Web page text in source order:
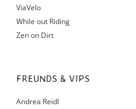
ViaVelo
While out Riding
Zen on Dirt
FREUNDS & VIPS
Andrea Reidl